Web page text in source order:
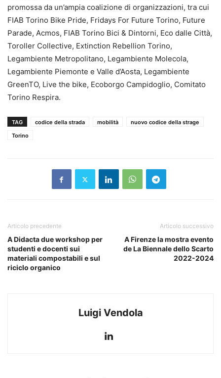
promossa da un’ampia coalizione di organizzazioni, tra cui
FIAB Torino Bike Pride, Fridays For Future Torino, Future
Parade, Acmos, FIAB Torino Bici & Dintorni, Eco dalle Città,
Toroller Collective, Extinction Rebellion Torino,
Legambiente Metropolitano, Legambiente Molecola,
Legambiente Piemonte e Valle d’Aosta, Legambiente
GreenTO, Live the bike, Ecoborgo Campidoglio, Comitato
Torino Respira.
TAG codice della strada mobilità
nuovo codice della strage
Torino
Articolo precedente
A Didacta due workshop per
studenti e docenti sui
materiali compostabili e sul
riciclo organico
Articolo successivo
A Firenze la mostra evento
de La Biennale dello Scarto
2022-2024
Luigi Vendola